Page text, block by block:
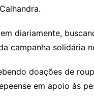
diariamente,
campanha solidária
doações de
em apoio às